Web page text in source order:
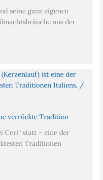
seine ganz eigenen
aus der
verrückte Tradition
Ceri“ statt – eine der
Traditionen